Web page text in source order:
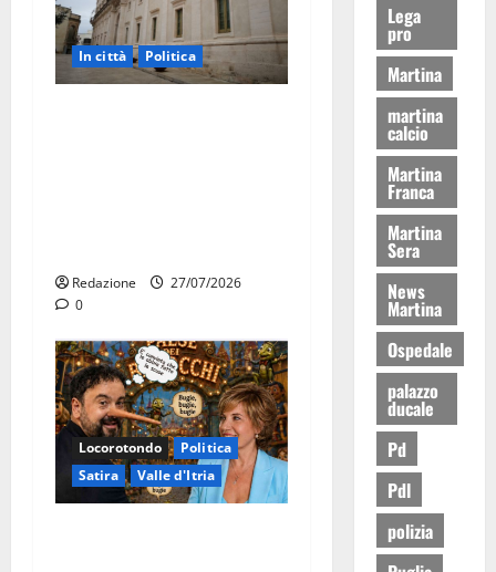
In città Politica
Redazione
27/07/2026
0
Locorotondo
Politica
Satira
Valle d'Itria
Lega
pro
Martina
martina
calcio
Martina
Franca
Martina
Sera
News
Martina
Ospedale
palazzo
ducale
Pd
Pdl
polizia